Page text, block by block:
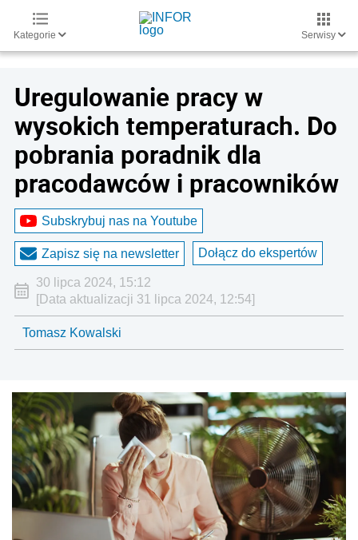
Kategorie Serwisy
Uregulowanie pracy w
wysokich temperaturach. Do
pobrania poradnik dla
pracodawców i pracowników
Subskrybuj nas na Youtube
Zapisz się na newsletter Dołącz do ekspertów
30 lipca 2024, 15:12
[Data aktualizacji 31 lipca 2024, 12:54]
Tomasz Kowalski